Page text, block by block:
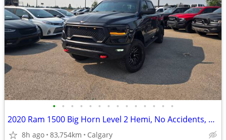
• • • • • • • • • • • • • •
2020 Ram 1500 Big Horn Level 2 Hemi, No Accidents, Local Unit #260460A
8h ago 83,754km Calgary